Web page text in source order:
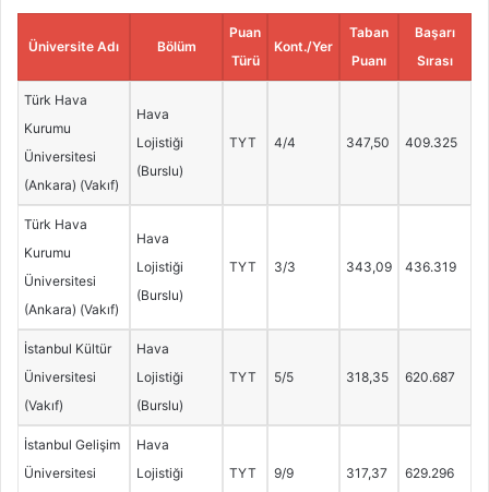
Üniversite Adı Bölüm
Puan
Türü
Kont./Yer
Taban
Puanı
Başarı
Sırası
Türk Hava
Kurumu
Üniversitesi
(Ankara) (Vakıf)
Hava
Lojistiği
(Burslu)
TYT 4/4 347,50 409.325
Türk Hava
Kurumu
Üniversitesi
(Ankara) (Vakıf)
Hava
Lojistiği
(Burslu)
TYT 3/3 343,09 436.319
İstanbul Kültür
Üniversitesi
(Vakıf)
Hava
Lojistiği
(Burslu)
TYT 5/5 318,35 620.687
İstanbul Gelişim
Üniversitesi
Hava
Lojistiği
TYT 9/9 317,37 629.296